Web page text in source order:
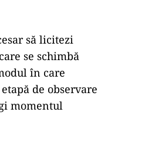
în ultimele
câștigă cea mai
în funcție de
sau livrare și de
suma